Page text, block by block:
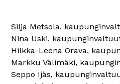
Silja Metsola,
Nina Uski,
Hilkka-Leena Orava,
Markku Välimäki,
Seppo Ijäs,